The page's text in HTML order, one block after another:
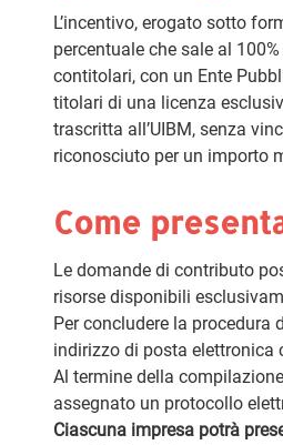
L’incentivo, erogato sotto
percentuale che sale al
contitolari, con un Ente
titolari di una licenza
trascritta all’UIBM, senza
riconosciuto per un importo
Come
Le domande di contributo
risorse disponibili
Per concludere la
indirizzo di posta elettronica
Al termine della
assegnato un protocollo
Ciascuna impresa potrà